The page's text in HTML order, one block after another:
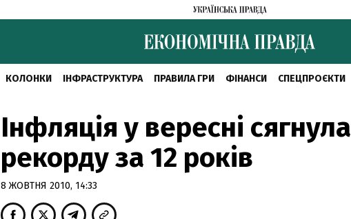
КОЛОНКИ ІНФРАСТРУКТУРА ПРАВИЛА ГРИ ФІНАНСИ СПЕЦПРОЄКТИ
Інфляція у вересні сягнула
рекорду за 12 років
8 ЖОВТНЯ 2010, 14:33